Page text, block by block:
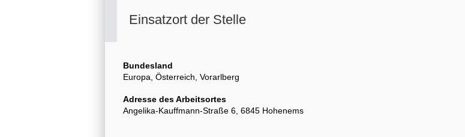
Einsatzort der Stelle
Bundesland
Europa, Österreich, Vorarlberg
Adresse des Arbeitsortes
Angelika-Kauffmann-Straße 6, 6845 Hohenems